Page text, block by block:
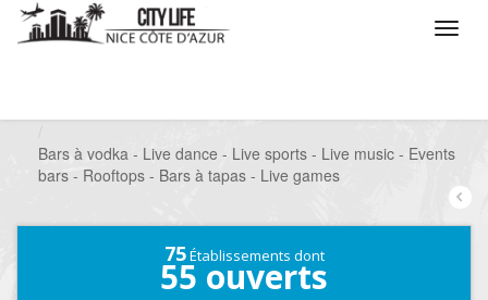
Bars à vodka - Live dance - Live sports - Live music - Events
bars - Rooftops - Bars à tapas - Live games
75Établissements dont
55 ouverts